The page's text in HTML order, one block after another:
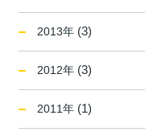
2013年 (3)
2012年 (3)
2011年 (1)